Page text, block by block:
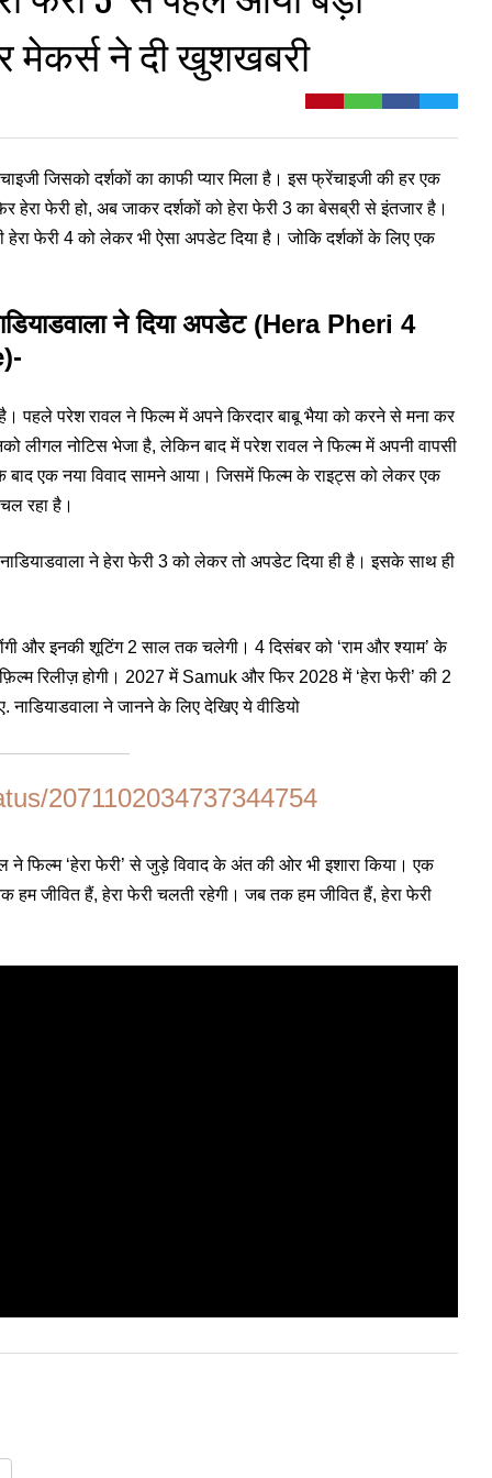
मेकर्स ने दी खुशखबरी
जिसको दर्शकों का काफी प्यार मिला है। इस फ्रेंचाइजी की हर एक
हेरा फेरी हो, अब जाकर दर्शकों को हेरा फेरी 3 का बेसब्री से इंतजार है।
फेरी 4 को लेकर भी ऐसा अपडेट दिया है। जोकि दर्शकों के लिए एक
ने दिया अपडेट (Hera Pheri 4
पहले परेश रावल ने फिल्म में अपने किरदार बाबू भैया को करने से मना कर
लीगल नोटिस भेजा है, लेकिन बाद में परेश रावल ने फिल्म में अपनी वापसी
बाद एक नया विवाद सामने आया। जिसमें फिल्म के राइट्स को लेकर एक
रहा है।
ने हेरा फेरी 3 को लेकर तो अपडेट दिया ही है। इसके साथ ही
इनकी शूटिंग 2 साल तक चलेगी। 4 दिसंबर को ‘राम और श्याम’ के
रिलीज़ होगी। 2027 में Samuk और फिर 2028 में ‘हेरा फेरी’ की 2
ने जानने के लिए देखिए ये वीडियो
2071102034737344754
फिल्म ‘हेरा फेरी’ से जुड़े विवाद के अंत की ओर भी इशारा किया। एक
जीवित हैं, हेरा फेरी चलती रहेगी। जब तक हम जीवित हैं, हेरा फेरी